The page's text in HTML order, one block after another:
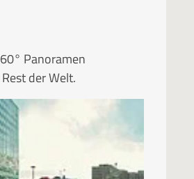
Panoramen
der Welt.